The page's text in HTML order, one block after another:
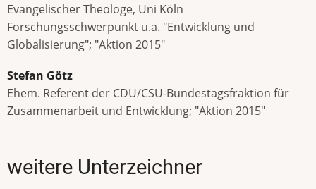
Evangelischer Theologe, Uni Köln
Forschungsschwerpunkt u.a. "Entwicklung und
Globalisierung"; "Aktion 2015"
Stefan Götz
Ehem. Referent der CDU/CSU-Bundestagsfraktion für
Zusammenarbeit und Entwicklung; "Aktion 2015"
weitere Unterzeichner